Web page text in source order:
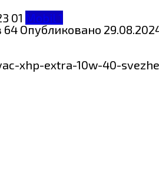
Mobil 1
64 Опубликовано
xhp-extra-10w-40-